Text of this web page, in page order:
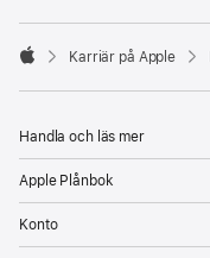

Karriär på Apple
Handla och läs mer
Apple Plånbok
Konto